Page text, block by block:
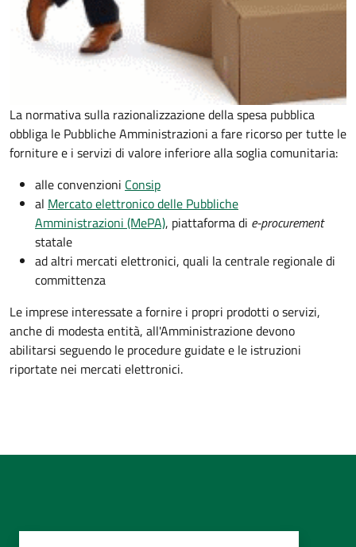
La normativa sulla razionalizzazione della spesa pubblica
obbliga le Pubbliche Amministrazioni a fare ricorso per tutte le
forniture e i servizi di valore inferiore alla soglia comunitaria:
alle convenzioni Consip
al Mercato elettronico delle Pubbliche
Amministrazioni (MePA), piattaforma di e-procurement
statale
ad altri mercati elettronici, quali la centrale regionale di
committenza
Le imprese interessate a fornire i propri prodotti o servizi,
anche di modesta entità, all'Amministrazione devono
abilitarsi seguendo le procedure guidate e le istruzioni
riportate nei mercati elettronici.